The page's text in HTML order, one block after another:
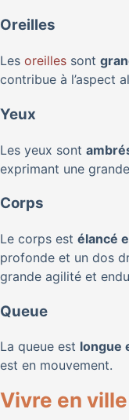
Oreilles
Les oreilles sont
contribue à l’aspect
Yeux
Les yeux sont
exprimant une
Corps
Le corps est élancé
profonde et un dos
grande agilité et
Queue
La queue est longue
est en mouvement.
Vivre en